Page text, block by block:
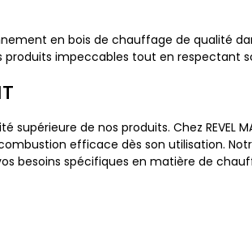
en bois de chauffage de qualité
impeccables tout en respectant
de nos produits. Chez REVEL
efficace dès son utilisation.
besoins spécifiques en matière de